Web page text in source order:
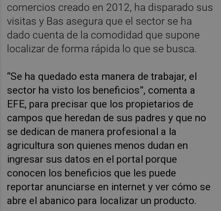
comercios creado en 2012, ha disparado sus
visitas y Bas asegura que el sector se ha
dado cuenta de la comodidad que supone
localizar de forma rápida lo que se busca.
“Se ha quedado esta manera de trabajar, el
sector ha visto los beneficios”, comenta a
EFE, para precisar que los propietarios de
campos que heredan de sus padres y que no
se dedican de manera profesional a la
agricultura son quienes menos dudan en
ingresar sus datos en el portal porque
conocen los beneficios que les puede
reportar anunciarse en internet y ver cómo se
abre el abanico para localizar un producto.